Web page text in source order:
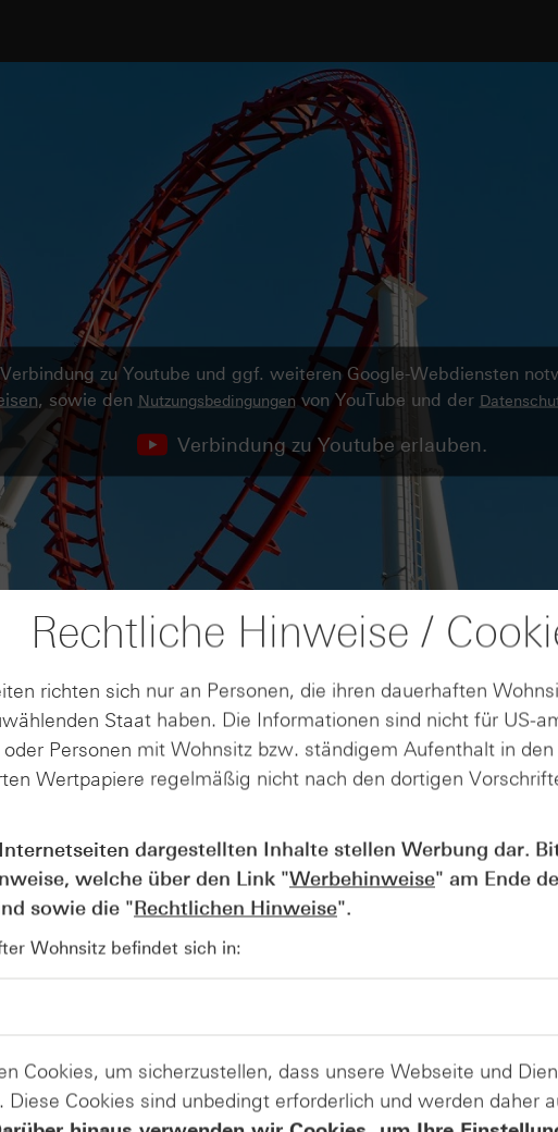
zu Youtube und ggf. weiteren Google-Webdiensten
, sowie den Nutzungsbedingungen von YouTube und der
Verbindung zu Youtube erlauben.
AUGUST
04
Der Blick ins Kleingedruckte:
Kündigungen bei Derivaten -
vom 04.08.2026
Rechtliche Hinweise /
richten sich nur an Personen, die ihren dauerhaften
Staat haben. Die Informationen sind nicht für US-
Personen mit Wohnsitz bzw. ständigem Aufenthalt in
Wertpapiere regelmäßig nicht nach den dortigen
dargestellten Inhalte stellen Werbung dar.
welche über den Link "Werbehinweise" am Ende
sowie die "Rechtlichen Hinweise".
Wohnsitz befindet sich in:
Cookies, um sicherzustellen, dass unsere Webseite und
Diese Cookies sind unbedingt erforderlich und werden daher